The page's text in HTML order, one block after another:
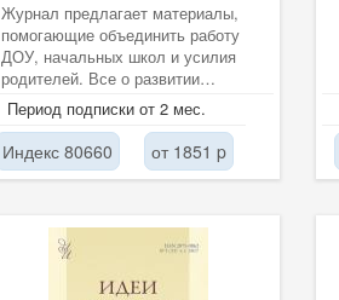
Журнал предлагает материалы,
помогающие объединить работу
ДОУ, начальных школ и усилия
родителей. Все о развитии
ребенка через игру.
Период подписки от 2 мес.
Индекс 80660 от 1851 p